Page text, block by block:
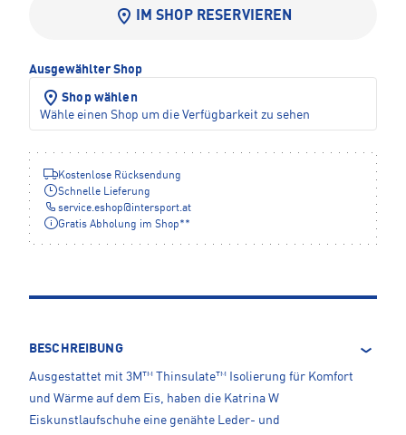
IM SHOP RESERVIEREN
Ausgewählter Shop
Shop wählen
Wähle einen Shop um die Verfügbarkeit zu sehen
Kostenlose Rücksendung
Schnelle Lieferung
service.eshop@intersport.at
Gratis Abholung im Shop**
BESCHREIBUNG
Ausgestattet mit 3M™ Thinsulate™ Isolierung für Komfort
und Wärme auf dem Eis, haben die Katrina W
Eiskunstlaufschuhe eine genähte Leder- und